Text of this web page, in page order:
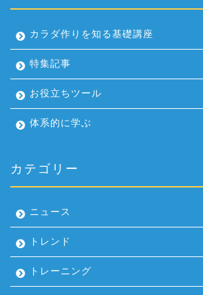
カラダ作りを知る基礎講座
特集記事
お役立ちツール
体系的に学ぶ
カテゴリー
ニュース
トレンド
トレーニング